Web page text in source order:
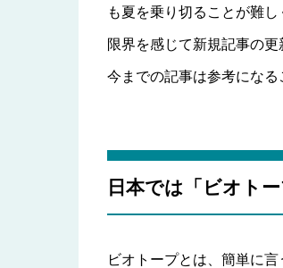
も夏を乗り切ることが難
限界を感じて新規記事の更
今までの記事は参考になる
日本では「ビオト
ビオトープとは、簡単に